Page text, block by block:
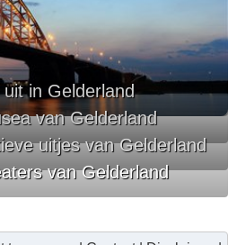
in Gelderland
van Gelderland
uitjes van Gelderland
van Gelderland